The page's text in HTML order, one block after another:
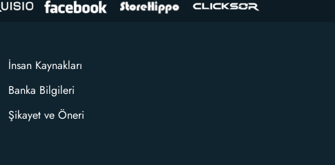
İnsan Kaynakları
Banka Bilgileri
Şikayet ve Öneri